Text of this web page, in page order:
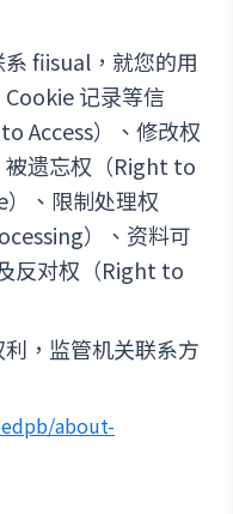
fiisual，就您的用
记录等信
Access）、修改权
遗忘权（Right to
、限制处理权
）、资料可
反对权（Right to
，监管机关联系方
about-